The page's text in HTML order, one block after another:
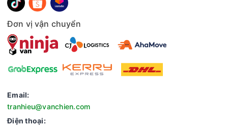
năng quay linh hoạt này giúp mọi người trong không gian đều
nào. Tính năng này đặc biệt hữu ích cho những căn phòng có
diện tích lớn hoặc khi có nhiều người cùng sử dụng, đảm bảo
sự thoải mái cho tất cả mọi người.
Đơn vị vận chuyển
Email:
tranhieu@vanchien.com
Điện thoại: